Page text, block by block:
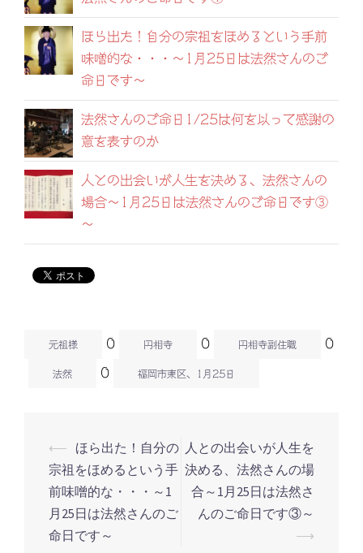
ほら出た！自分の宗祖をほめるという手前
味噌的な・・・～1月25日は法然さんのご
命日です～
法然さんのご命日1/25は何を以って感謝の
意を表すのか
人との出会いが人生を決める、法然さんの
場合～1月25日は法然さんのご命日です③
～
元祖様 0 円相寺 0 円相寺副住職 0
法然 0 福岡市東区、1月25日
投
稿
ナ
ビ
⟵ ほら出た！自分の
宗祖をほめるという手
前味噌的な・・・～1
月25日は法然さんのご
命日です～
人との出会いが人生を
決める、法然さんの場
合～1月25日は法然さ
んのご命日です③～
⟶